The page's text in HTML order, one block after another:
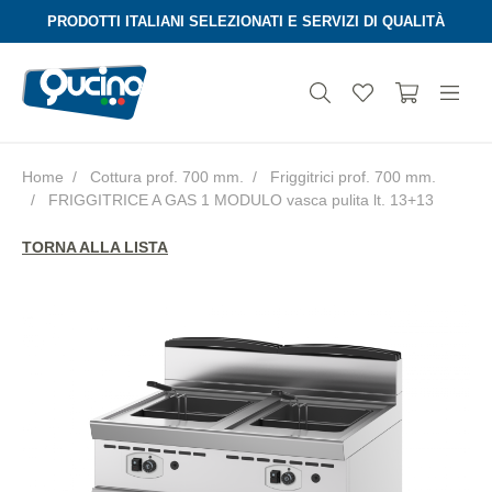
Aura
PRODOTTI ITALIANI SELEZIONATI E SERVIZI DI QUALITÀ
Home Cottura prof. 700 mm.
Friggitrici prof. 700 mm.
FRIGGITRICE A GAS 1 MODULO vasca pulita lt. 13+13
TORNA ALLA LISTA